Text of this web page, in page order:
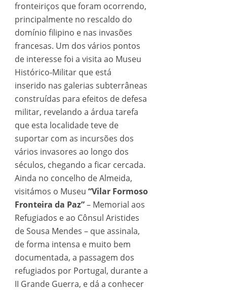
fronteiriços que foram ocorrendo,
principalmente no rescaldo do
domínio filipino e nas invasões
francesas. Um dos vários pontos
de interesse foi a visita ao Museu
Histórico-Militar que está
inserido nas galerias subterrâneas
construídas para efeitos de defesa
militar, revelando a árdua tarefa
que esta localidade teve de
suportar com as incursões dos
vários invasores ao longo dos
séculos, chegando a ficar cercada.
Ainda no concelho de Almeida,
visitámos o Museu “Vilar Formoso
Fronteira da Paz”– Memorial aos
Refugiados e ao Cônsul Aristides
de Sousa Mendes – que assinala,
de forma intensa e muito bem
documentada, a passagem dos
refugiados por Portugal, durante a
II Grande Guerra, e dá a conhecer